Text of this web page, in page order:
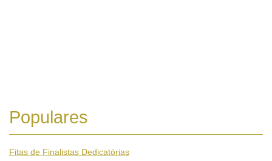
Populares
Fitas de Finalistas Dedicatórias